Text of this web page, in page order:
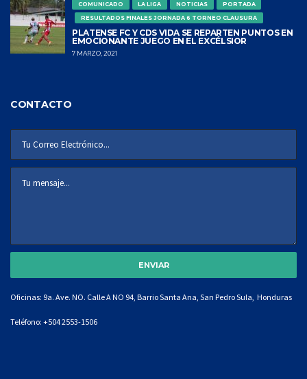
COMUNICADO LA LIGA NOTICIAS
PORTADA
RESULTADOS FINALES JORNADA 6 TORNEO CLAUSURA
PLATENSE FC Y CDS VIDA SE REPARTEN PUNTOS EN
EMOCIONANTE JUEGO EN EL EXCÉLSIOR
7 MARZO, 2021
CONTACTO
Oficinas: 9a. Ave. NO. Calle A NO 94, Barrio Santa Ana, San Pedro Sula, Honduras
Teléfono: +504 2553-1506